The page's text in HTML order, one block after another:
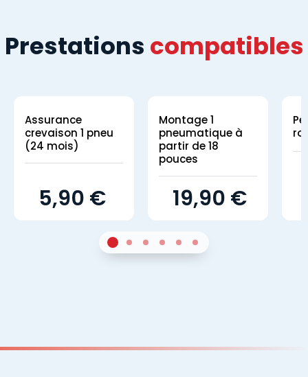
Prestations compatibles
Assurance
crevaison 1 pneu
(24 mois)
5,90 €
Montage 1
pneumatique à
partir de 18
pouces
19,90 €
Sur 42Sur 43Sur 44Sur 45Sur 46Sur 4